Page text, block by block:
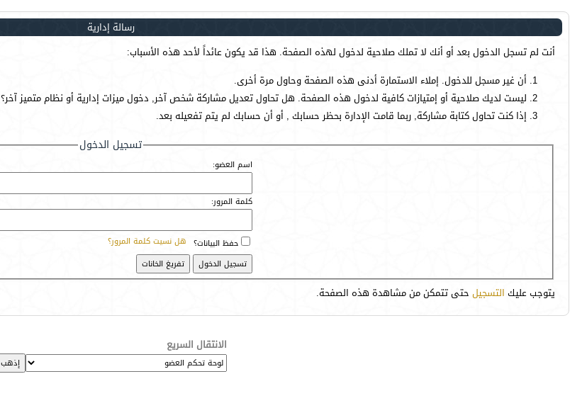
رسالة إدارية
أنت لم تسجل الدخول بعد أو أنك لا تملك صلاحية لدخول لهذه الصفحة. هذا قد يكون عائداً لأحد هذه الأسباب:
أن غير مسجل للدخول. إملاء الاستمارة أدنى هذه الصفحة وحاول مرة أخرى.
ليست لديك صلاحية أو إمتيازات كافية لدخول هذه الصفحة. هل تحاول تعديل مشاركة شخص آخر, دخول ميزات إدارية أو نظام متميز آخر؟
إذا كنت تحاول كتابة مشاركة, ربما قامت الإدارة بحظر حسابك , أو أن حسابك لم يتم تفعيله بعد.
تسجيل الدخول
اسم العضو:
كلمة المرور:
هل نسيت كلمة المرور؟ حفظ البيانات؟
يتوجب عليك التسجيل حتى تتمكن من مشاهدة هذه الصفحة.
الانتقال السريع